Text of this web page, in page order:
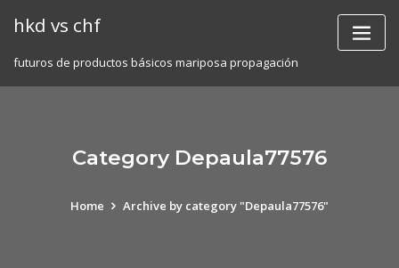
hkd vs chf
futuros de productos básicos mariposa propagación
Category Depaula77576
Home Archive by category "Depaula77576"